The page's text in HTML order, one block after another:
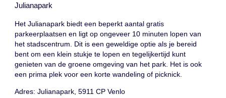
Julianapark
Het Julianapark biedt een beperkt aantal gratis
parkeerplaatsen en ligt op ongeveer 10 minuten lopen van
het stadscentrum. Dit is een geweldige optie als je bereid
bent om een klein stukje te lopen en tegelijkertijd kunt
genieten van de groene omgeving van het park. Het is ook
een prima plek voor een korte wandeling of picknick.
Adres: Julianapark, 5911 CP Venlo